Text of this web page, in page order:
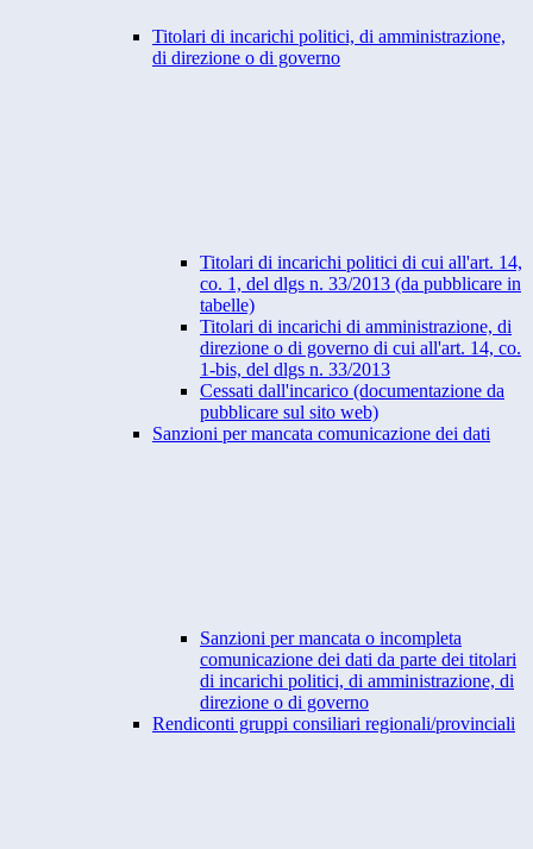
Titolari di incarichi politici, di amministrazione,
di direzione o di governo
Titolari di incarichi politici di cui all'art. 14,
co. 1, del dlgs n. 33/2013 (da pubblicare in
tabelle)
Titolari di incarichi di amministrazione, di
direzione o di governo di cui all'art. 14, co.
1-bis, del dlgs n. 33/2013
Cessati dall'incarico (documentazione da
pubblicare sul sito web)
Sanzioni per mancata comunicazione dei dati
Sanzioni per mancata o incompleta
comunicazione dei dati da parte dei titolari
di incarichi politici, di amministrazione, di
direzione o di governo
Rendiconti gruppi consiliari regionali/provinciali